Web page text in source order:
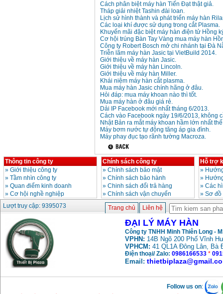
Máy hàn que điện tử
Jasic ZX7 200E
Giá:2800000VND
tig 200A (W223)
Giá:6800000
Cách phân biệt máy hàn Tiến Đạt thật giả.
Tháp giải nhiệt Tashin đài loan.
Lịch sử hình thành và phát triển máy hàn
Các loại khí được sử dụng trong cắt Plasma.
Khuyến mãi đặc biệt máy hàn điện tử Hồng
Cơ hội trúng Bàn Tay Vàng mua máy hàn
Công ty Robert Bosch mở chi nhánh tại Đà
Triễn lãm máy hàn Jasic tại VietBuild 2014.
Giới thiệu về máy hàn Jasic.
Giới thiệu về máy hàn Lincoln.
Giới thiệu về máy hàn Miller.
Khái niệm máy hàn cắt plasma.
Mua máy hàn Jasic chính hãng ở đâu.
Hỏi đáp: mua máy khoan nào thì tốt.
Mua máy hàn ở đâu giá rẻ.
Dải IP Facebook mới nhất tháng 6/2013.
Cách vào Facebook ngày 19/6/2013, không
Nhật Bản ra mắt máy khoan hầm lớn nhất
Máy bơm nước tự động tăng áp gia đình.
Máy phay đục tạo rãnh tường Macroza.
Thông tin công ty
» Giới thiệu công ty
» Tầm nhìn công ty
» Quan điểm kinh doanh
» Cơ hội nghề nghiệp
Chính sách công ty
» Chính sách bảo mật
» Chính sách bảo hành
» Chinh sách đổi trả hàng
» Chính sách vận chuyển
Hỗ trợ
»
»
» Các
» Sơ
Lượt truy cập: 9395073
Trang chủ Liên hệ
ĐẠI LÝ MÁY HÀN
Công ty TNHH Minh Thiên Long -
VPHN: 14B Ngõ 200 Phố Vĩnh
VPHCM: 41 QL1A Đông Lân, Bà
Điện thoại/ Zalo: 0986166533 *
Email:
Follow us on: